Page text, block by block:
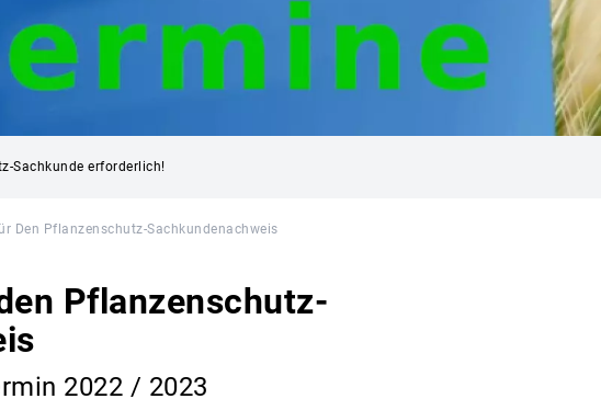
Sachkunde erforderlich!
Den Pflanzenschutz-Sachkundenachweis
Pflanzenschutz-
2022 / 2023